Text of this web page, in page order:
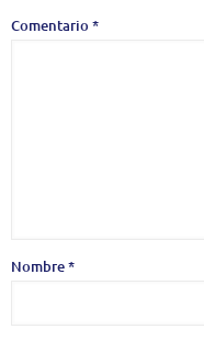
Comentario*
Nombre*